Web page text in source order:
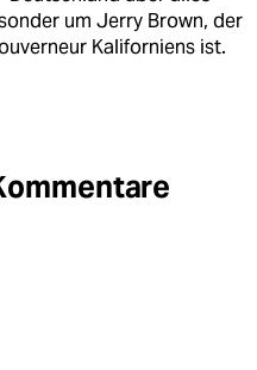
um Jerry Brown, der
Kaliforniens ist.